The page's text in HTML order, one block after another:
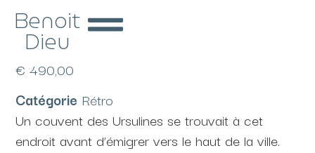
Benoit
Dieu
L’ange
€ 490,00
Catégorie Rétro
Un couvent des Ursulines se trouvait à cet
endroit avant d’émigrer vers le haut de la ville.